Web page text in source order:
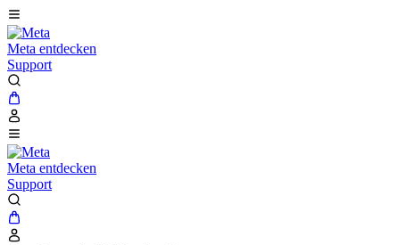
Meta entdecken
Support
Meta entdecken
Support